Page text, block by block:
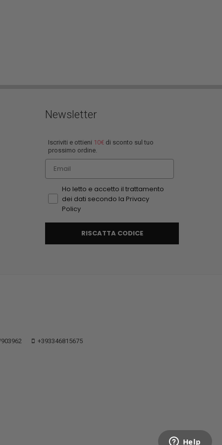
Newsletter
Iscriviti e ottieni 10€ di sconto sul tuo
prossimo ordine.
Email
Ho letto e accetto il trattamento
dei dati secondo la Privacy
Policy
RISCATTA CODICE
+393346815675